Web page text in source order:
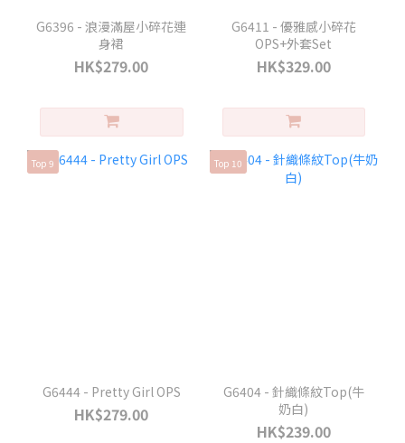
G6396 - 浪漫滿屋小碎花連
身裙
HK$279.00
G6411 - 優雅感小碎花
OPS+外套Set
HK$329.00
Top 9
G6444 - Pretty Girl OPS
HK$279.00
Top 10
G6404 - 針織條紋Top(牛
奶白)
HK$239.00